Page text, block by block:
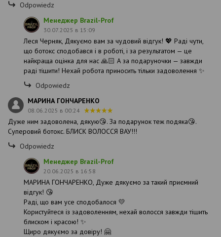
Odpowiedz
Менеджер Brazil-Prof
30.07.2025 в 15:09
Леся Черняк, Дякуємо вам за чудовий відгук! 💖 Раді чути,
що ботокс сподобався і в роботі, і за результатом — це
найкраща оцінка для нас 🙏🏻 А за подаруночки — завжди
раді тішити! Нехай робота приносить тільки задоволення ✨
Odpowiedz
МАРИНА ГОНЧАРЕНКО
08.06.2025 в 00:24
Дуже ним задоволена, дякую😘. За подарунок теж подяка😘.
Суперовий ботокс. БЛИСК ВОЛОССЯ ВАУ!!!
Odpowiedz
Менеджер Brazil-Prof
20.06.2025 в 16:58
МАРИНА ГОНЧАРЕНКО, Дуже дякуємо за такий приємний
відгук! 😘
Раді, що вам усе сподобалося 💛
Користуйтеся із задоволенням, нехай волосся завжди тішить
блиском і красою! ✨
Щиро дякуємо за довіру! 🤗